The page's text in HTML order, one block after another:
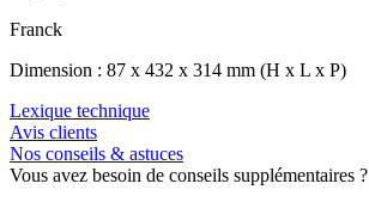
Franck
Dimension : 87 x 432 x 314 mm (H x L x P)
Lexique technique
Avis clients
Nos conseils & astuces
Vous avez besoin de conseils supplémentaires ?